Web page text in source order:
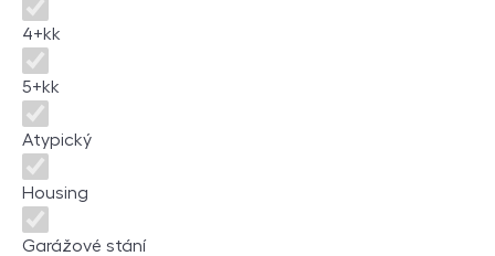
4+kk
5+kk
Atypický
Housing
Garážové stání